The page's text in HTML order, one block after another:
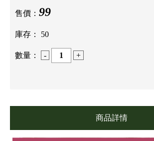
售價： 99
庫存： 50
數量： - +
商品詳情